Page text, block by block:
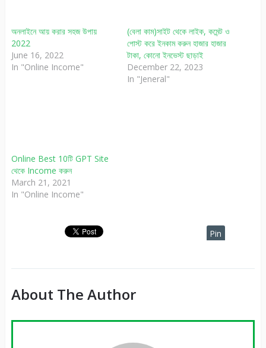
অনলাইনে আয় করার সহজ উপায়
2022
June 16, 2022
In "Online Income"
(বেলা কাম)সাইট থেকে লাইক, কমেন্ট ও
পোস্ট করে ইনকাম করুন হাজার হাজার
টাকা, কোনো ইনভেস্ট ছাড়াই
December 22, 2023
In "Jeneral"
Online Best 10টি GPT Site
থেকে Income করুন
March 21, 2021
In "Online Income"
Pin
About The Author